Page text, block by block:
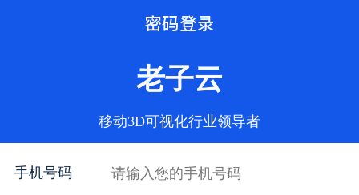
密码登录
老子云
移动3D可视化行业领导者
手机号码